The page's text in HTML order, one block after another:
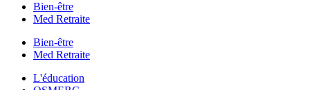
Bien-être
Med Retraite
Bien-être
Med Retraite
L'éducation